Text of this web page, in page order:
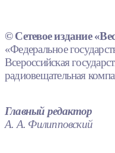
© Сетевое издание
«Федеральное
Всероссийская
радиовещательная
Главный редактор
А. А. Филипповский